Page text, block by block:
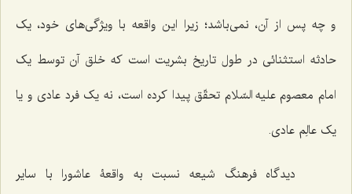
و چه پس از آن، نمی‌باشد؛ زیرا این واقعه با ویژگی‌های خود، یک
حادثه استثنائی در طول تاریخ بشریت است که خلق آن توسط یک
امام معصوم علیه السّلام تحقّق پیدا کرده است، نه یک فرد عادی و یا
یک عالِم عادی.
دیدگاه فرهنگ شیعه نسبت به واقعۀ عاشورا با سایر